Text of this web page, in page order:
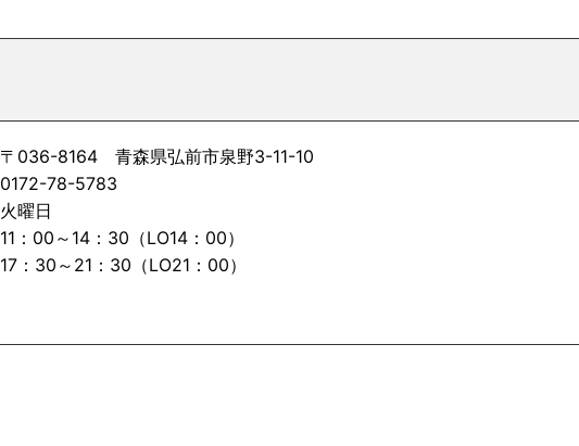
〒036-8164 青森県弘前市泉野3-11-10
0172-78-5783
火曜日
11：00～14：30（LO14：00）
17：30～21：30（LO21：00）